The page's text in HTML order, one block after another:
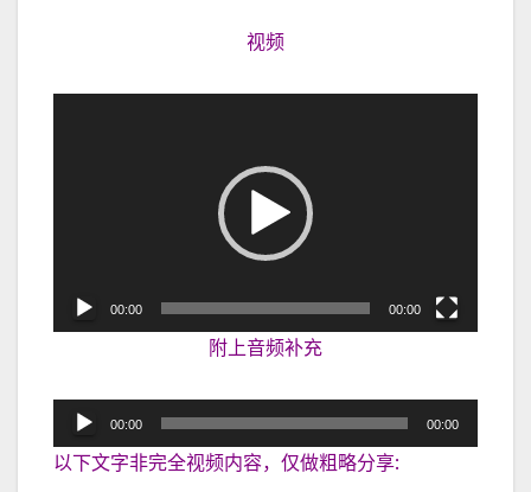
视频
00:00 00:00
附上音频补充
频
播
00:00 00:00
以下文字非完全视频内容，仅做粗略分享: